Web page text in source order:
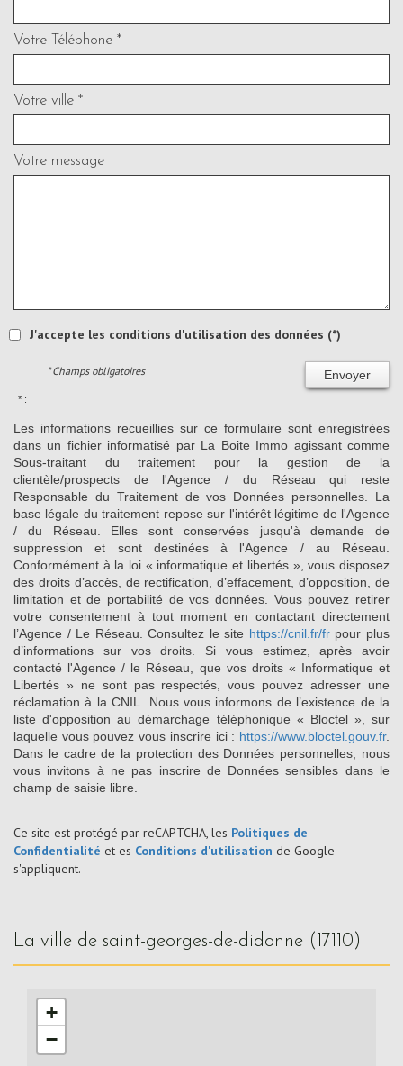
Votre Téléphone *
Votre ville *
Votre message
J'accepte les conditions d'utilisation des données (*)
Envoyer
* Champs obligatoires
* :
Les informations recueillies sur ce formulaire sont enregistrées
dans un fichier informatisé par La Boite Immo agissant comme
Sous-traitant du traitement pour la gestion de la
clientèle/prospects de l'Agence / du Réseau qui reste
Responsable du Traitement de vos Données personnelles. La
base légale du traitement repose sur l'intérêt légitime de l'Agence
/ du Réseau. Elles sont conservées jusqu'à demande de
suppression et sont destinées à l'Agence / au Réseau.
Conformément à la loi « informatique et libertés », vous disposez
des droits d’accès, de rectification, d’effacement, d’opposition, de
limitation et de portabilité de vos données. Vous pouvez retirer
votre consentement à tout moment en contactant directement
l’Agence / Le Réseau. Consultez le site https://cnil.fr/frpour plus
d’informations sur vos droits. Si vous estimez, après avoir
contacté l'Agence / le Réseau, que vos droits « Informatique et
Libertés » ne sont pas respectés, vous pouvez adresser une
réclamation à la CNIL. Nous vous informons de l’existence de la
liste d'opposition au démarchage téléphonique « Bloctel », sur
laquelle vous pouvez vous inscrire ici : https://www.bloctel.gouv.fr.
Dans le cadre de la protection des Données personnelles, nous
vous invitons à ne pas inscrire de Données sensibles dans le
champ de saisie libre.
Ce site est protégé par reCAPTCHA, les Politiques de
Confidentialité et es Conditions d'utilisation de Google
s'appliquent.
la ville de saint-georges-de-didonne (17110)
+
−